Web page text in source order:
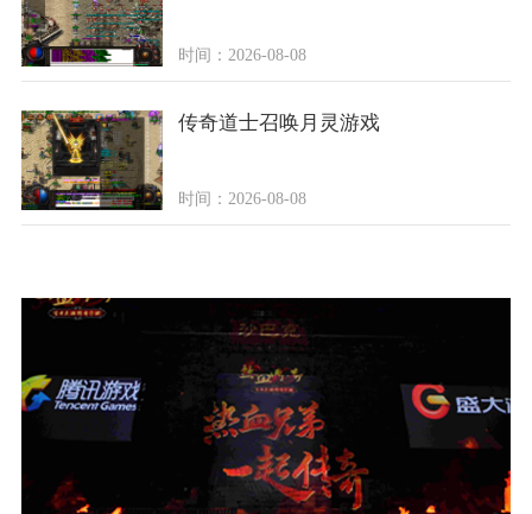
时间：2026-08-08
传奇道士召唤月灵游戏
时间：2026-08-08